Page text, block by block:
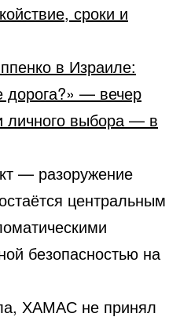
сроки и
в Израиле:
дорога?» — вечер
личного выбора — в
— разоружение
центральным
безопасностью на
ХАМАС не принял